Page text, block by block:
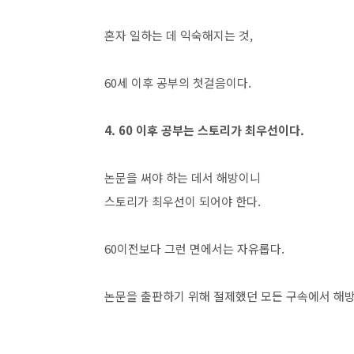
혼자 일하는 데 익숙해지는 것,
60세 이후 공부의 첫걸음이다.
4. 60 이후 공부는 스토리가 최우선이다.
논문을 써야 하는 데서 해방이니
스토리가 최우선이 되어야 한다.
60이전보다 그런 면에서는 자유롭다.
논문을 출판하기 위해 절제했던 모든 구속에서 해